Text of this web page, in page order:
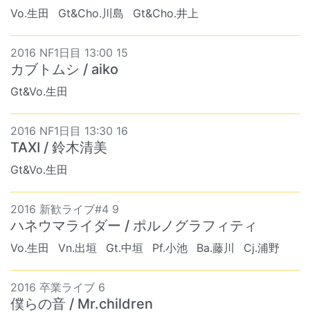
Vo.生田 Gt&Cho.川島 Gt&Cho.井上
2016 NF1日目 13:00 15
カブトムシ / aiko
Gt&Vo.生田
2016 NF1日目 13:30 16
TAXI / 鈴木清美
Gt&Vo.生田
2016 新歓ライブ#4 9
ハネウマライダー / ポルノグラフィティ
Vo.生田 Vn.出垣 Gt.中垣 Pf.小池 Ba.藤川 Cj.浦野
2016 卒業ライブ 6
僕らの音 / Mr.children